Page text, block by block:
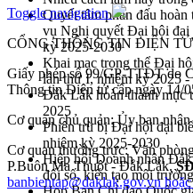
Quyết tâm phấn đấu
vụ Nghị quyết Đại hội
kỳ 2025-2030
Khai mạc trọng thể Đại
lần thứ I, nhiệm kỳ 2025 -
Đắk Lắk hoàn thành mục
2025
Phiên trù bị Đại hội đại
nhiệm kỳ 2025-2030
Hiệp hội Doanh nhân
đổi số, kiến tạo môi
Toggle navigation
CỔNG THÔNG TIN ĐIỆN
Giấy phép số 99/GP-TTĐT do
Thông tin Điện tử cấp ngày 14/
Cơ quan chủ quản: Ủy ban
Cơ quan thường trực: Văn
P.Buôn Ma Thuột - Đắk Lắk.
banbientap@daklak.gov.vn